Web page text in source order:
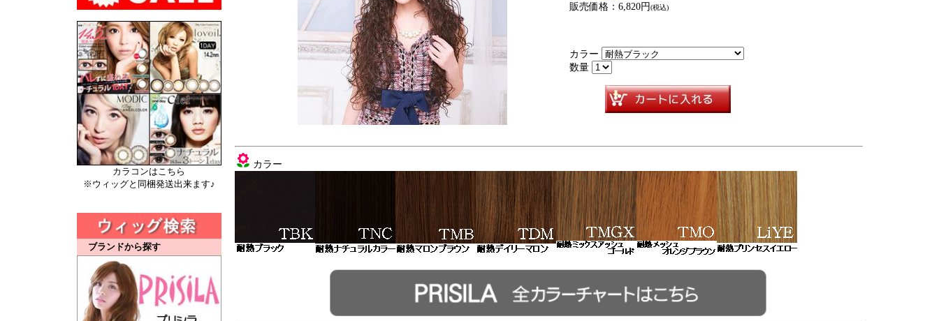
カラコンはこちら
※ウィッグと同梱発送出来ます♪
ブランドから探す
販売価格：6,820円(税込)
カラー
数量
カラー